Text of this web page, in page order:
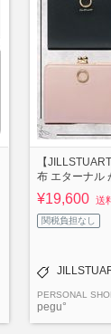
【
布 エターナル
¥19,600 送
関税負担なし
PERSONAL
pegu°